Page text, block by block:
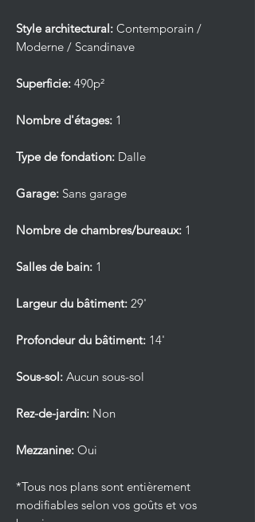
Style architectural: Contemporain /
Moderne / Scandinave
Superficie: 490p²
Nombre d'étages: 1
Type de fondation: Dalle
Garage: Sans garage
Nombre de chambres/bureaux: 1
Salles de bain: 1
Largeur du bâtiment: 29'
Profondeur du bâtiment: 14'
Sous-sol: Aucun sous-sol
Rez-de-jardin: Non
Mezzanine: Oui
*Tous nos plans sont entièrement
modifiables selon vos goûts et vos